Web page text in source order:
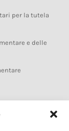
per la tutela
e delle